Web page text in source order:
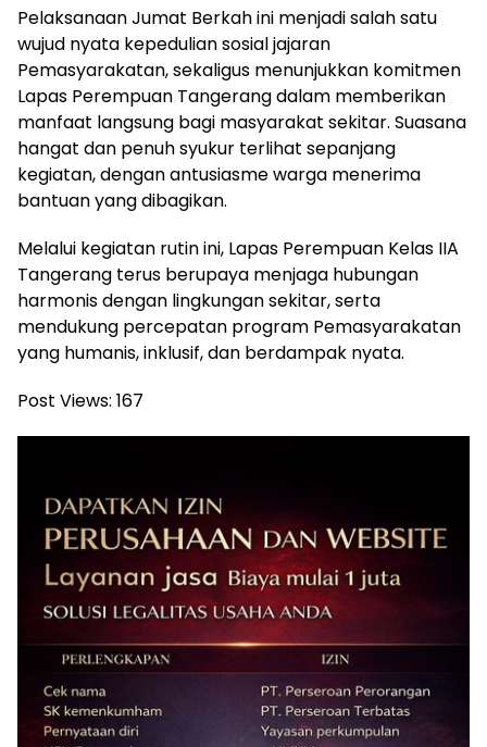
Pelaksanaan Jumat Berkah ini menjadi salah satu
wujud nyata kepedulian sosial jajaran
Pemasyarakatan, sekaligus menunjukkan komitmen
Lapas Perempuan Tangerang dalam memberikan
manfaat langsung bagi masyarakat sekitar. Suasana
hangat dan penuh syukur terlihat sepanjang
kegiatan, dengan antusiasme warga menerima
bantuan yang dibagikan.
Melalui kegiatan rutin ini, Lapas Perempuan Kelas IIA
Tangerang terus berupaya menjaga hubungan
harmonis dengan lingkungan sekitar, serta
mendukung percepatan program Pemasyarakatan
yang humanis, inklusif, dan berdampak nyata.
Post Views: 167